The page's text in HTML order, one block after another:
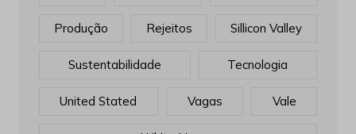
Produção Rejeitos Sillicon Valley
Sustentabilidade Tecnologia
United Stated Vagas Vale